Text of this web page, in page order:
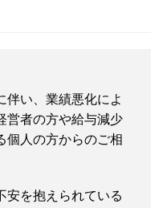
伴い、業績悪化によ
営者の方や給与減少
個人の方からのご相
安を抱えられている